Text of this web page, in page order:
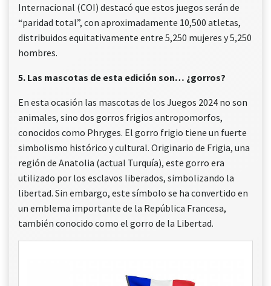
Internacional (COI) destacó que estos juegos serán de
“paridad total”, con aproximadamente 10,500 atletas,
distribuidos equitativamente entre 5,250 mujeres y 5,250
hombres.
5. Las mascotas de esta edición son… ¿gorros?
En esta ocasión las mascotas de los Juegos 2024 no son
animales, sino dos gorros frigios antropomorfos,
conocidos como Phryges. El gorro frigio tiene un fuerte
simbolismo histórico y cultural. Originario de Frigia, una
región de Anatolia (actual Turquía), este gorro era
utilizado por los esclavos liberados, simbolizando la
libertad. Sin embargo, este símbolo se ha convertido en
un emblema importante de la República Francesa,
también conocido como el gorro de la Libertad.